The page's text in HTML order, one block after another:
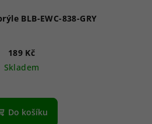
BLB-EWC-838-GRY
189 Kč
Skladem
Do košíku